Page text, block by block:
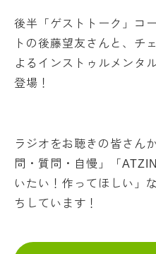
後半「ゲストトーク」コ
トの後藤望友さんと、チ
よるインストゥルメンタ
登場！
ラジオをお聴きの皆さん
問・質問・自慢」「
いたい！作ってほしい」
ちしています！